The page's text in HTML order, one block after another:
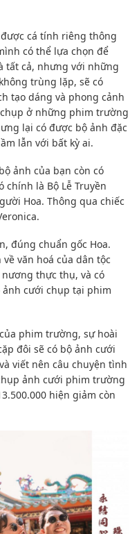
cá tính riêng thông
có thể lựa chọn để
tất cả, nhưng với những
trùng lặp, sẽ có
tạo dáng và phong cảnh
ở những phim trường
lại có được bộ ảnh đặc
lẫn với bất kỳ ai.
ảnh của bạn còn có
chính là Bộ Lễ Truyền
Hoa. Thông qua chiếc
đúng chuẩn gốc Hoa.
văn hoá của dân tộc
thực thụ, và có
cưới chụp tại phim
phim trường, sự hoài
đôi sẽ có bộ ảnh cưới
viết nên câu chuyện tình
ảnh cưới phim trường
hiện giảm còn